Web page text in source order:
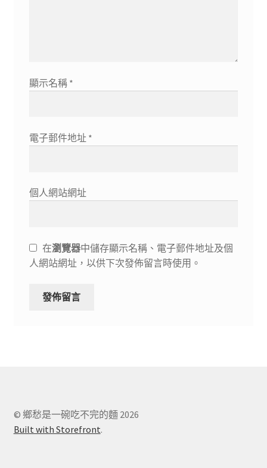
顯示名稱 *
電子郵件地址 *
個人網站網址
在瀏覽器中儲存顯示名稱、電子郵件地址及個
人網站網址，以供下次發佈留言時使用。
© 鄉愁是一碗吃不完的麵 2026
Built with Storefront.